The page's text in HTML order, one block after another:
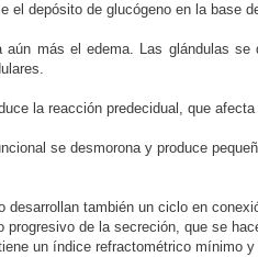
el depósito de glucógeno en la
aún más el edema. Las glándulas
la reacción predecidual, que
se desmorona y produce
desarrollan también un ciclo en
progresivo de la secreción, que se
un índice refractométrico mínimo